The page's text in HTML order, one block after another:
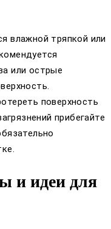
влажной тряпкой или
или острые
поверхность
прибегайте
и идеи для